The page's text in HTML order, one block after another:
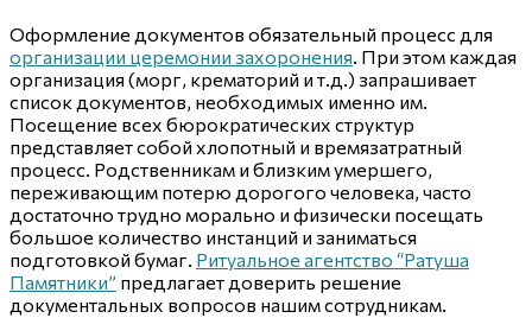
Оформление документов обязательный процесс для
организации церемонии захоронения. При этом каждая
организация (морг, крематорий и т.д.) запрашивает
список документов, необходимых именно им.
Посещение всех бюрократических структур
представляет собой хлопотный и времязатратный
процесс. Родственникам и близким умершего,
переживающим потерю дорогого человека, часто
достаточно трудно морально и физически посещать
большое количество инстанций и заниматься
подготовкой бумаг. Ритуальное агентство “Ратуша
Памятники” предлагает доверить решение
документальных вопросов нашим сотрудникам.